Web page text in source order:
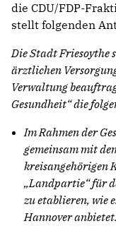
die CDU/FDP-
stellt folgenden
Die Stadt Friesoythe
ärztlichen
Verwaltung
Gesundheit“ die
Im Rahmen der
gemeinsam mit
kreisangehörigen
„Landpartie“ für
zu etablieren, wie
Hannover